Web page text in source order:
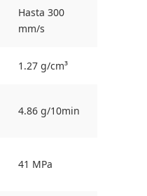
Hasta 300
mm/s
1.27 g/cm³
4.86 g/10min
41 MPa